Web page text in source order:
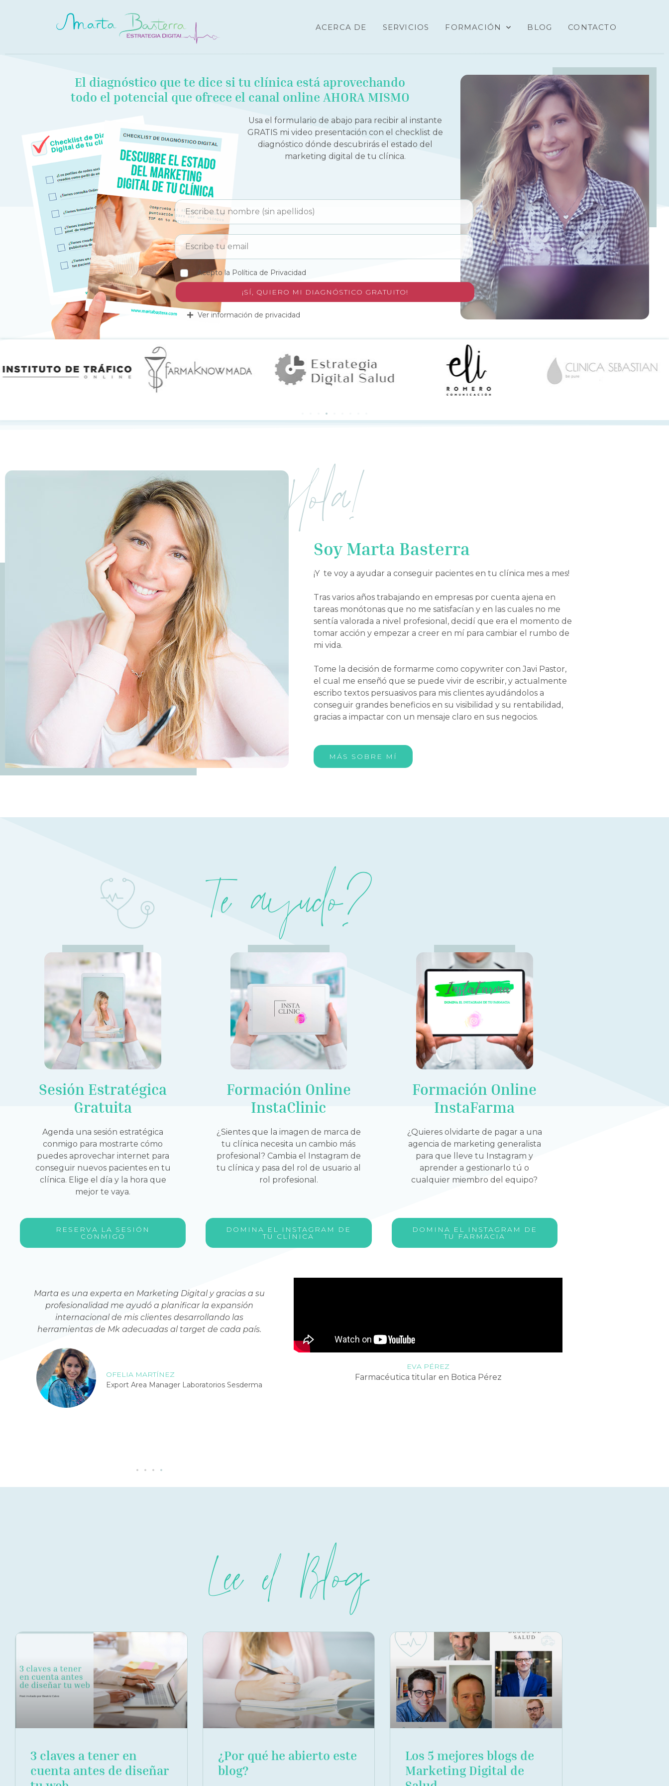
ACERCA DE SERVICIOS FORMACIÓN BLOG CONTACTO
El diagnóstico que te dice si tu clínica está aprovechando
todo el potencial que ofrece el canal online AHORA MISMO
Usa el formulario de abajo para recibir al instante
GRATIS mi video presentación con el checklist de
diagnóstico dónde descubrirás el estado del
marketing digital de tu clínica.
Acepto la Política de Privacidad
¡SÍ, QUIERO MI DIAGNÓSTICO GRATUITO!
Ver información de privacidad
Hola!
Soy Marta Basterra
¡Y te voy a ayudar a conseguir pacientes en tu clínica mes a mes!
Tras varios años trabajando en empresas por cuenta ajena en
tareas monótonas que no me satisfacían y en las cuales no me
sentía valorada a nivel profesional, decidí que era el momento de
tomar acción y empezar a creer en mí para cambiar el rumbo de
mi vida.
Tome la decisión de formarme como copywriter con Javi Pastor,
el cual me enseñó que se puede vivir de escribir, y actualmente
escribo textos persuasivos para mis clientes ayudándolos a
conseguir grandes beneficios en su visibilidad y su rentabilidad,
gracias a impactar con un mensaje claro en sus negocios.
MÁS SOBRE MÍ
Te ayudo?
Sesión Estratégica
Gratuita
Agenda una sesión estratégica
conmigo para mostrarte cómo
puedes aprovechar internet para
conseguir nuevos pacientes en tu
clínica. Elige el día y la hora que
mejor te vaya.
RESERVA LA SESIÓN
CONMIGO
Formación Online
InstaClinic
¿Sientes que la imagen de marca de
tu clínica necesita un cambio más
profesional? Cambia el Instagram de
tu clínica y pasa del rol de usuario al
rol profesional.
DOMINA EL INSTAGRAM DE
TU CLÍNICA
Formación Online
InstaFarma
¿Quieres olvidarte de pagar a una
agencia de marketing generalista
para que lleve tu Instagram y
aprender a gestionarlo tú o
cualquier miembro del equipo?
DOMINA EL INSTAGRAM DE
TU FARMACIA
Marta es una experta en Marketing Digital y gracias a su
profesionalidad me ayudó a planificar la expansión
internacional de mis clientes desarrollando las
herramientas de Mk adecuadas al target de cada país.
OFELIA MARTÍNEZ
Export Area Manager Laboratorios Sesderma
de mis redes sociales transmitiendo a la perfección la
esencia de mi negocio.
EVA PÉREZ
Farmacéutica titular en Botica Pérez
Lee el Blog
3 claves a tener en
cuenta antes de diseñar
¿Por qué he abierto este
blog?
Los 5 mejores blogs de
Marketing Digital de